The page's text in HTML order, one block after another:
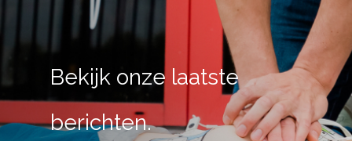
Bekijk onze laatste
berichten.